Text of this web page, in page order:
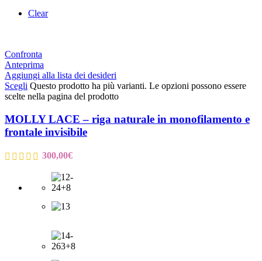
Clear
Confronta
Anteprima
Aggiungi alla lista dei desideri
Scegli Questo prodotto ha più varianti. Le opzioni possono essere
scelte nella pagina del prodotto
MOLLY LACE – riga naturale in monofilamento e
frontale invisibile
300,00€